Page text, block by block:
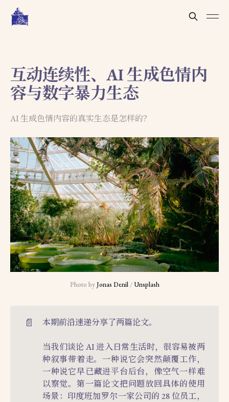
互动连续性、AI 生成色情内
容与数字暴力生态
AI 生成色情内容的真实生态是怎样的？
Photo by Jonas Denil / Unsplash
📄 本期前沿速递分享了两篇论文。
当我们谈论 AI 进入日常生活时，很容易被两
种叙事带着走。一种说它会突然颠覆工作，
一种说它早已藏进平台后台，像空气一样难
以察觉。第一篇论文把问题放回具体的使用
场景：印度班加罗尔一家公司的 28 位员工，